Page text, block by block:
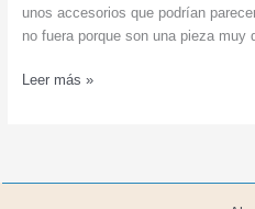
unos accesorios que podrían
no fuera porque son una pieza
Tejer
Leer más »